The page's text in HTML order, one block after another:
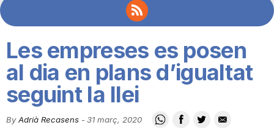
o
C
Les empreses es posen
al dia en plans d’igualtat
seguint la llei
By Adrià Recasens -31 març, 2020